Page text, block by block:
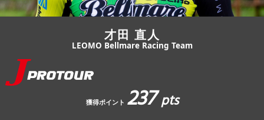
才田 直人
LEOMO Bellmare Racing Team
獲得ポイント 237pts